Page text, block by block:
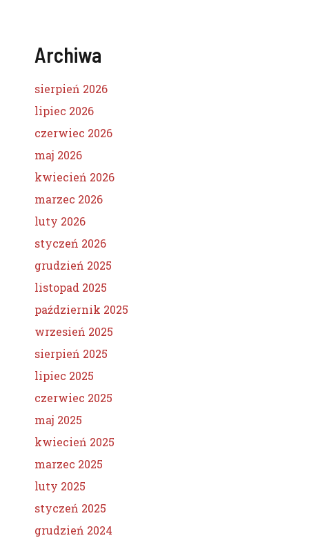
Archiwa
sierpień 2026
lipiec 2026
czerwiec 2026
maj 2026
kwiecień 2026
marzec 2026
luty 2026
styczeń 2026
grudzień 2025
listopad 2025
październik 2025
wrzesień 2025
sierpień 2025
lipiec 2025
czerwiec 2025
maj 2025
kwiecień 2025
marzec 2025
luty 2025
styczeń 2025
grudzień 2024